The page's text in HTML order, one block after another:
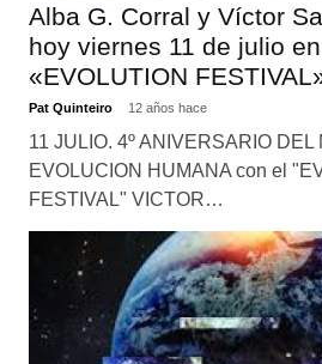
Alba G. Corral y Víctor
hoy viernes 11 de julio
«EVOLUTION
Pat Quinteiro 12 años hace
11 JULIO. 4º ANIVERSARIO DEL
EVOLUCION HUMANA con el
FESTIVAL" VICTOR…